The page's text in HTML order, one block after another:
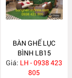
BÀN GHẾ LỤC
BÌNH LB15
Giá: LH - 0938 423
805